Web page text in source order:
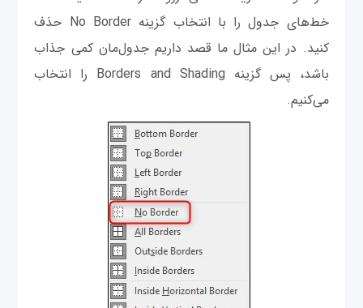
خط‌های جدول را با انتخاب گزینه No Border حذف
کنید. در این مثال ما قصد داریم جدول‌مان کمی جذاب
باشد، پس گزینه Borders and Shading را انتخاب
می‌کنیم.